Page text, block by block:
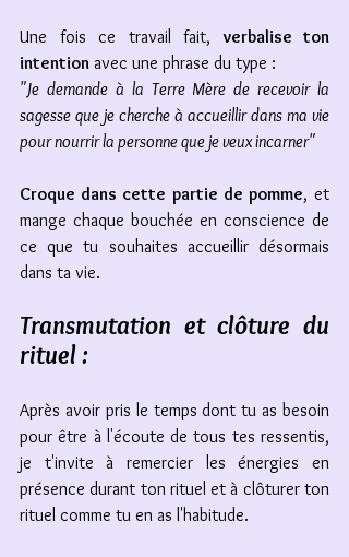
Une fois ce travail fait, verbalise ton
intention avec une phrase du type :
"Je demande à la Terre Mère de recevoir la
sagesse que je cherche à accueillir dans ma vie
pour nourrir la personne que je veux incarner"
Croque dans cette partie de pomme, et
mange chaque bouchée en conscience de
ce que tu souhaites accueillir désormais
dans ta vie.
Transmutation et clôture du
rituel :
Après avoir pris le temps dont tu as besoin
pour être à l'écoute de tous tes ressentis,
je t'invite à remercier les énergies en
présence durant ton rituel et à clôturer ton
rituel comme tu en as l'habitude.